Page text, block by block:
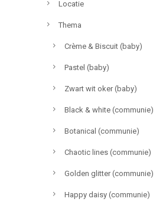
Locatie
Thema
Crème & Biscuit (baby)
Pastel (baby)
Zwart wit oker (baby)
Black & white (communie)
Botanical (communie)
Chaotic lines (communie)
Golden glitter (communie)
Happy daisy (communie)